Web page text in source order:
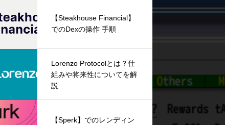
【Steakhouse Financial】
でのDexの操作 手順
Lorenzo Protocolとは？仕
組みや将来性についてを解
説
【Sperk】でのレンディン